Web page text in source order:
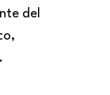
del